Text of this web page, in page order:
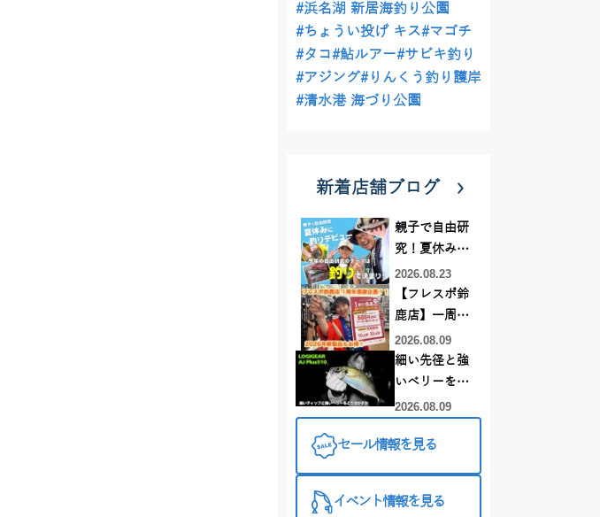
#浜名湖 新居海釣り公園
#ちょうい投げ キス#マゴチ
#タコ#鮎ルアー#サビキ釣り
#アジング#りんくう釣り護岸
#清水港 海づり公園
新着店舗ブログ
親子で自由研
究！夏休みに
釣りデビュー
2026.08.23
【フレスポ鈴
鹿店】一周年
記念セール開
催中！新製品
ルアーロッド
もお買い
得！！！
2026.08.09
細い先径と強
いベリーをど
う活かすか |
プラス510の
2026.08.09
セール情報を見る
イベント情報を見る